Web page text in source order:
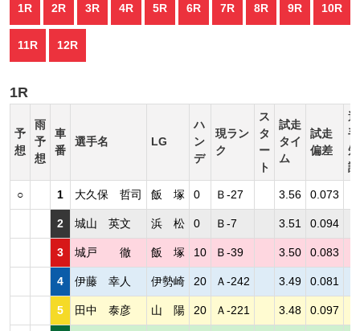
1R 2R 3R 4R 5R 6R 7R 8R 9R 10R
11R 12R
1R
予
想
雨
予
想
車
番
選手名 LG
ハ
ン
デ
現ラン
ク
ス
タ
ー
ト
試走
タイ
ム
試走
偏差
選
手
短
評
○ 1 大久保 哲司 飯 塚 0 Ｂ-27 3.56 0.073
2 城山 英文 浜 松 0 Ｂ-7 3.51 0.094
3 城戸 徹 飯 塚 10 Ｂ-39 3.50 0.083
4 伊藤 幸人 伊勢崎 20 Ａ-242 3.49 0.081
5 田中 泰彦 山 陽 20 Ａ-221 3.48 0.097